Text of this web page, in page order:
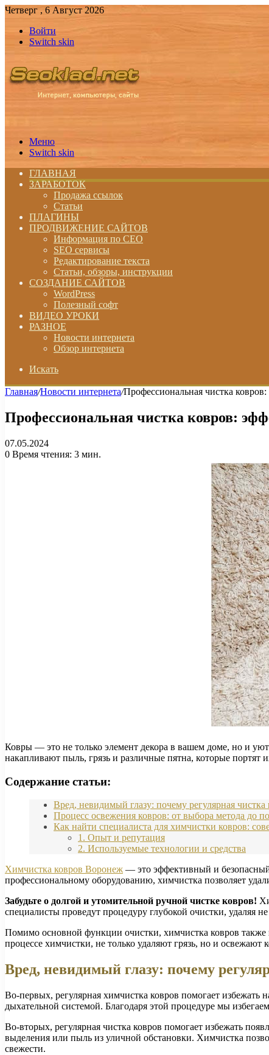
Четверг , 6 Август 2026
Войти
Switch skin
Меню
Switch skin
ГЛАВНАЯ
ЗАРАБОТОК
Продажа ссылок
Статьи
ПЛАГИНЫ
ПРОДВИЖЕНИЕ САЙТОВ
Информация по СЕО
SEO сервисы
Редактирование текста
Статьи, обзоры, инструкции
СОЗДАНИЕ САЙТОВ
WordPress
Полезный софт
ВИДЕО УРОКИ
РАЗНОЕ
Новости интернета
Обзор интернета
Искать
Главная/Новости интернета/Профессиональная чистка
Профессиональная чистка ковров:
07.05.2024
0 Время чтения: 3 мин.
Ковры — это не только элемент декора в вашем доме, но и
накапливают пыль, грязь и различные пятна, которые
Содержание статьи:
Вред, невидимый глазу: почему регулярная
Процесс освежения ковров: от выбора метода до
Как найти специалиста для химчистки ковров:
1. Опыт и репутация
2. Используемые технологии и средства
Химчистка ковров Воронеж — это эффективный и
профессиональному оборудованию, химчистка позволяет
Забудьте о долгой и утомительной ручной чистке ковров!
специалисты проведут процедуру глубокой очистки, удаляя
Помимо основной функции очистки, химчистка ковров также
процессе химчистки, не только удаляют грязь, но и
Вред, невидимый глазу: почему
Во-первых, регулярная химчистка ковров помогает
дыхательной системой. Благодаря этой процедуре мы
Во-вторых, регулярная чистка ковров помогает избежать
выделения или пыль из уличной обстановки. Химчистка
свежести.